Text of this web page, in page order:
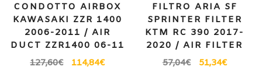
CONDOTTO AIRBOX
KAWASAKI ZZR 1400
2006-2011 / AIR
DUCT ZZR1400 06-11
127,60€ 114,84€
FILTRO ARIA SF
SPRINTER FILTER
KTM RC 390 2017-
2020 / AIR FILTER
57,04€ 51,34€